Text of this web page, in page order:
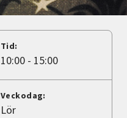
Tid:
10:00 - 15:00
Veckodag:
Lör